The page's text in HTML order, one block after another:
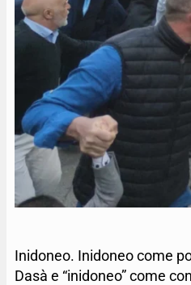
Inidoneo. Inidoneo come
Dasà e “inidoneo” come